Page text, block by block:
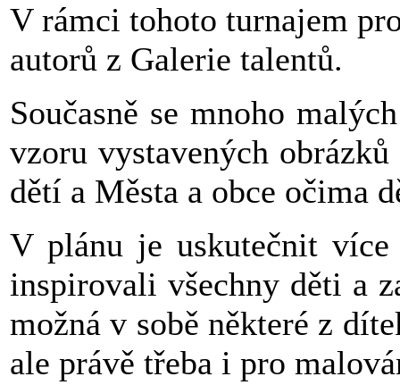
V rámci tohoto turnajem
autorů z Galerie talentů.
Současně se mnoho
vzoru vystavených
dětí a Města a obce očima
V plánu je uskutečnit
inspirovali všechny děti a
možná v sobě některé z
ale právě třeba i pro